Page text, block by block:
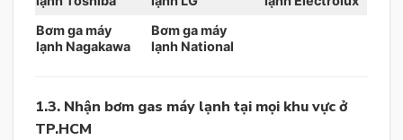
Bơm ga máy
lạnh Nagakawa
Bơm ga máy
lạnh National
1.3. Nhận bơm gas máy lạnh tại mọi khu vực ở
TP.HCM